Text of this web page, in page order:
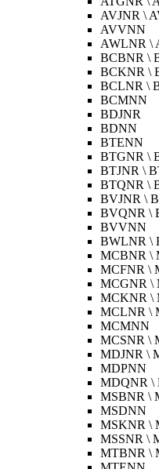
AVJNR \
AVVNN
AWLNR \
BCBNR \
BCKNR \
BCLNR \
BCMNN
BDJNR
BDNN
BTENN
BTGNR \
BTJNR \
BTQNR \
BVJNR \
BVQNR \
BVVNN
BWLNR \
MCBNR \
MCFNR \
MCGNR \
MCKNR \
MCLNR \
MCMNN
MCSNR \
MDJNR \
MDPNN
MDQNR \
MSBNR \
MSDNN
MSKNR \
MSSNR \
MTBNR \